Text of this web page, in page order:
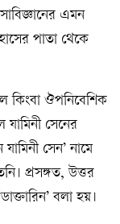
এমন
পাতা থেকে
কিংবা ঔপনিবেশিক
সেনের
যামিনী সেন’ নামে
প্রসঙ্গত, উত্তর
বলা হয়।